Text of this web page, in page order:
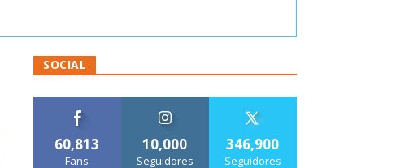
SOCIAL
60,813
Fans
10,000
Seguidores
346,900
Seguidores